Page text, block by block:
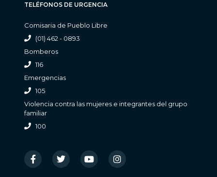
TELÉFONOS DE URGENCIA
Comisaria de Pueblo Libre
(01) 462 - 0893
Bomberos
116
Emergencias
105
Violencia contra las mujeres e integrantes del grupo
familiar
100